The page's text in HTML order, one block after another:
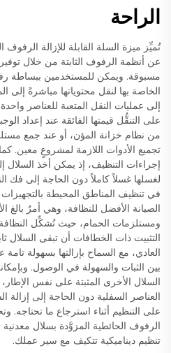
الراحة
تُميِّز ميزة السلة القابلة للإزالة
عن أنظمة الرفوف الثابتة من خلال
مسبوقة. ويمكن للمستخدمين ببساطة
الخاصة بها لنقل محتوياتها مباشرةً إلى
إلى عمليات النقل المتعبة للعناصر
على التنقُّل قيمتها الفائقة عند إعداد
من نظام خزانة المؤن، أو عند جمع
تجميع الأدوات اللازمة لمشروعٍ معين.
إجراءات التنظيف، إذ يمكن أخذ السلال
لغسلها غسلاً كاملاً دون الحاجة إلى فك
في تنظيف المناطق المحيطة بالتجهيزات
الصيانة الأفضل للنظافة، وهي أمرٌ بالغ
ومستلزمات الحمام، حيث تُشكِّل
التثبيت ذات الخطافات أن تبقى السلال
العادي، مع السماح بإزالتها بسهولة تامة
بين الثبات والسهولة في الوصول.
السلال الأخرى المثبتة على نفس
العناصر السفلية دون الحاجة إلى إزالة
على التنظيم أثناء استرجاع ما تحتاجه.
الرفوف الحائطية المزوَّدة بسلال
تنظيم ديناميكية تتكيف مع سير عملك.